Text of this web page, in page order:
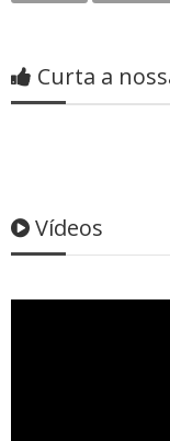
Curta a
Vídeos